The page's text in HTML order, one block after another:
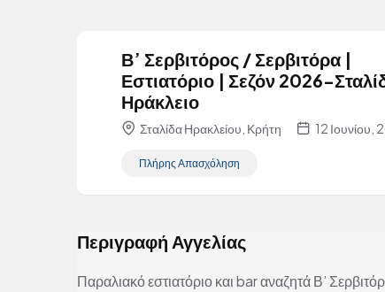
Β’ Σερβιτόρος / Σερβιτόρα |
Εστιατόριο | Σεζόν 2026-
Ηράκλειο
Σταλίδα Ηρακλείου, Κρήτη 12 Ιουνίου,
Πλήρης Απασχόληση
Περιγραφή Αγγελίας
Παραλιακό εστιατόριο και bar αναζητά Β’